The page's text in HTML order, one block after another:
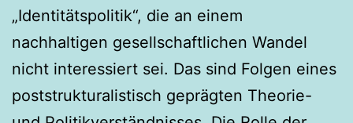
„Identitätspolitik“, die an einem
nachhaltigen gesellschaftlichen Wandel
nicht interessiert sei. Das sind Folgen eines
poststrukturalistisch geprägten Theorie-